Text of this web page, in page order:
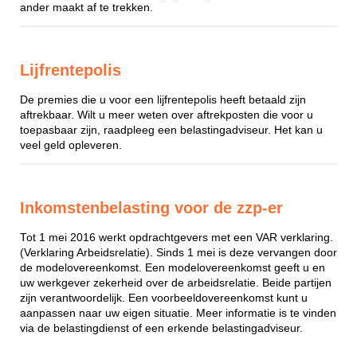
ander maakt af te trekken.
Lijfrentepolis
De premies die u voor een lijfrentepolis heeft betaald zijn
aftrekbaar. Wilt u meer weten over aftrekposten die voor u
toepasbaar zijn, raadpleeg een belastingadviseur. Het kan u
veel geld opleveren.
Inkomstenbelasting voor de zzp-er
Tot 1 mei 2016 werkt opdrachtgevers met een VAR verklaring.
(Verklaring Arbeidsrelatie). Sinds 1 mei is deze vervangen door
de modelovereenkomst. Een modelovereenkomst geeft u en
uw werkgever zekerheid over de arbeidsrelatie. Beide partijen
zijn verantwoordelijk. Een voorbeeldovereenkomst kunt u
aanpassen naar uw eigen situatie. Meer informatie is te vinden
via de belastingdienst of een erkende belastingadviseur.